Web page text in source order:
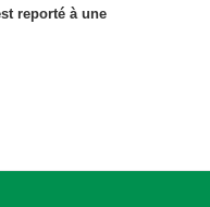
reporté à une